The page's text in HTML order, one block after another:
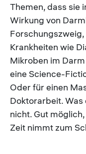
Themen, dass sie
Wirkung von
Krankheiten wie
Mikroben im
eine Science-
Oder für einen
Doktorarbeit.
nicht. Gut
Zeit nimmt zum